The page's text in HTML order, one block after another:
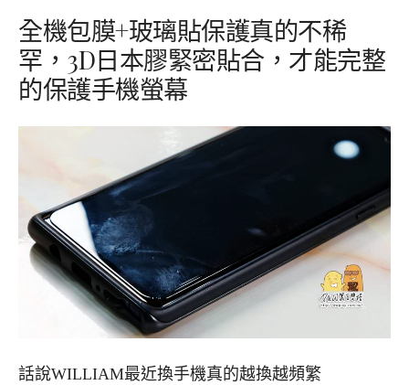
全機包膜+玻璃貼保護真的不稀
罕，3D日本膠緊密貼合，才能完整
的保護手機螢幕
話說WILLIAM最近換手機真的越換越頻繁